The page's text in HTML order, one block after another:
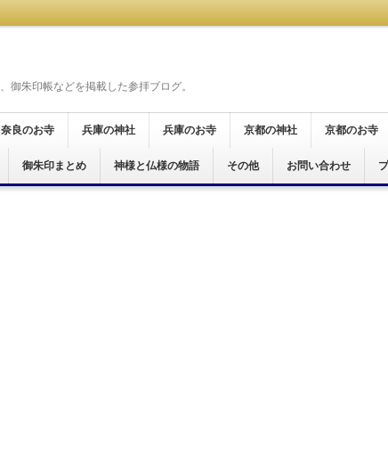
御朱印帳などを掲載した参拝ブログ。
奈良のお寺
奈良市
桜井市
天理市
橿原市
御所市
葛城市
大和郡山市
生駒市
五條市
宇陀市
磯城郡
生駒郡
高市郡
吉野郡
北葛城郡
明日香村
兵庫の神社
神戸市
尼崎市
兵庫のお寺
尼崎市
加西市
姫路市
京都の神社
京都市
京都のお寺
京都市
宮津市
舞鶴市
木津川市
御朱印まとめ 神様と仏様の物語 その他 お問い合わせ